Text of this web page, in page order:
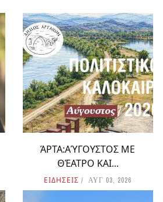
ΆΡΤΑ:ΑΎΓΟΥΣΤΟΣ ΜΕ
ΘΈΑΤΡΟ ΚΑΙ...
ΕΙΔΗΣΕΙΣ ΑΥΓ 03, 2026